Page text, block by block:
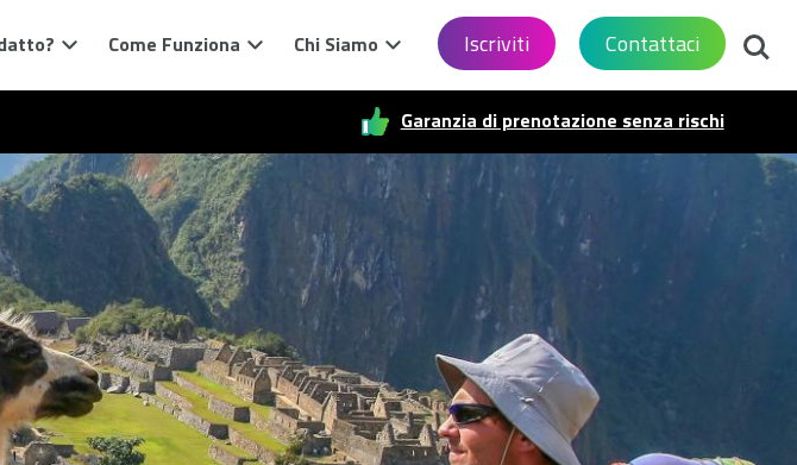
Come Funziona Chi Siamo Iscriviti Contattaci Cerca
Garanzia di prenotazione senza rischi